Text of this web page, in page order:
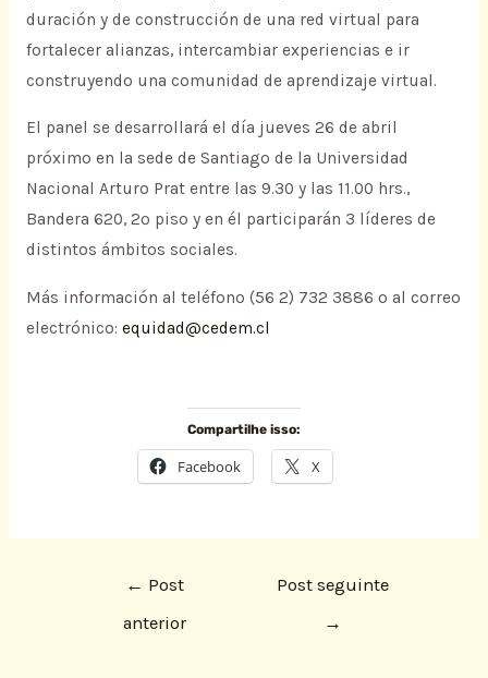
duración y de construcción de una red virtual para
fortalecer alianzas, intercambiar experiencias e ir
construyendo una comunidad de aprendizaje virtual.
El panel se desarrollará el día jueves 26 de abril
próximo en la sede de Santiago de la Universidad
Nacional Arturo Prat entre las 9.30 y las 11.00 hrs.,
Bandera 620, 2º piso y en él participarán 3 líderes de
distintos ámbitos sociales.
Más información al teléfono (56 2) 732 3886 o al correo
electrónico: equidad@cedem.cl
Compartilhe isso:
Facebook X
← Post
anterior
Post seguinte
→